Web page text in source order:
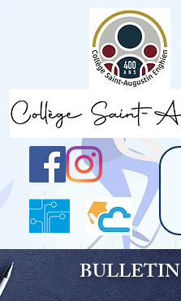
BULLETIN